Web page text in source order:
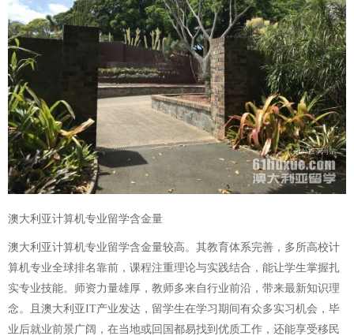
澳大利亚计算机专业留学含金量
澳大利亚计算机专业留学含金量较高。其教育体系完善，多所高校计
算机专业全球排名靠前，课程注重理论与实践结合，能让学生掌握扎
实专业技能。师资力量雄厚，教师多来自行业前沿，带来最新知识理
念。且澳大利亚IT产业发达，留学生在学习期间有众多实习机会，毕
业后就业前景广阔，在当地或回国都易找到优质工作，还能享受移民